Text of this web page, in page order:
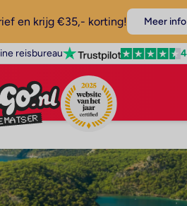
en krijg €35,- korting! Meer info
reisbureau